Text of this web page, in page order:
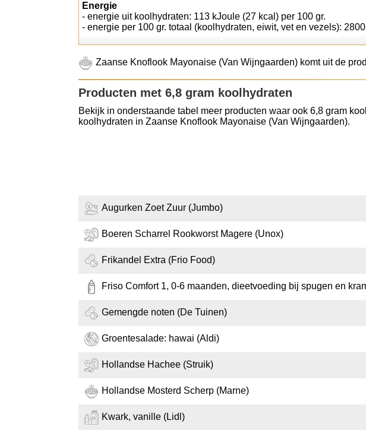
Energie
- energie uit koolhydraten: 113 kJoule (27 kcal) per 100 gr.
- energie per 100 gr. totaal (koolhydraten, eiwit, vet en vezels):
Zaanse Knoflook Mayonaise (Van Wijngaarden) komt uit de
Producten met 6,8 gram koolhydraten
Bekijk in onderstaande tabel meer producten waar ook 6,8 gram
koolhydraten in Zaanse Knoflook Mayonaise (Van Wijngaarden).
Augurken Zoet Zuur (Jumbo)
Boeren Scharrel Rookworst Magere (Unox)
Frikandel Extra (Frio Food)
Friso Comfort 1, 0-6 maanden, dieetvoeding bij spugen en
Gemengde noten (De Tuinen)
Groentesalade: hawai (Aldi)
Hollandse Hachee (Struik)
Hollandse Mosterd Scherp (Marne)
Kwark, vanille (Lidl)